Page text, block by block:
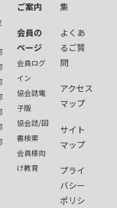
ご案内
会員の
ページ
会員ログ
イン
協会誌電
子版
協会誌/図
書検索
会員様向
け教育
集
よくあ
るご質
問
アクセス
マップ
サイト
マップ
プライ
バシー
ポリシ